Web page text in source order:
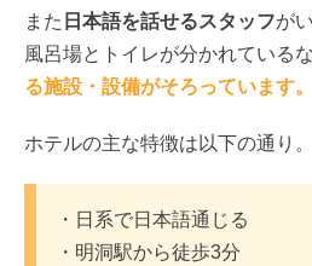
また 日本語を話せるスタッフが
風呂場とトイレが分かれている
る施設・設備がそろっています。
ホテルの主な特徴は以下の通り。
・日系で日本語通じる
・明洞駅から徒歩3分